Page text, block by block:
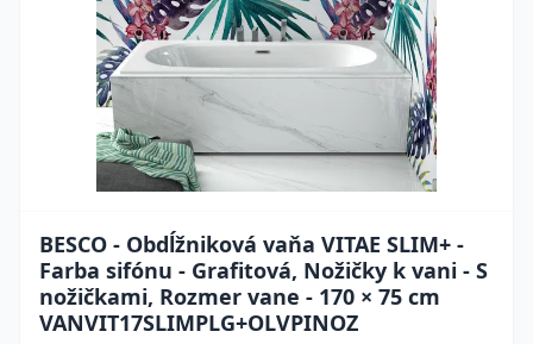
BESCO - Obdĺžniková vaňa VITAE SLIM+ -
Farba sifónu - Grafitová, Nožičky k vani - S
nožičkami, Rozmer vane - 170 × 75 cm
VANVIT17SLIMPLG+OLVPINOZ